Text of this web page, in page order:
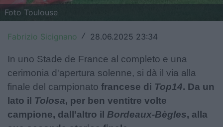
World Rugby
Rugby in TV
Mercato
Serie A Elite
Foto Toulouse
Fabrizio Sicignano / 28.06.2025 23:34
In uno Stade de France al completo e una
cerimonia d'apertura solenne, si dà il via alla
finale del campionato francese di Top14. Da un
lato il Tolosa, per ben ventitre volte
campione, dall'altro il Bordeaux-Bègles, alla